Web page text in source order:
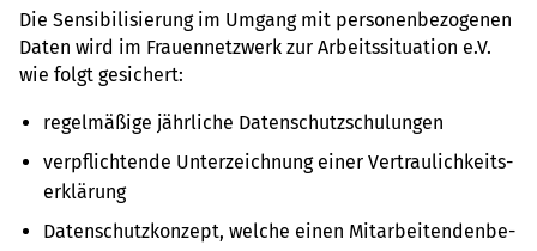
Die Sen­si­bi­li­sie­rung im Umgang mit per­so­nen­be­zo­ge­nen
Daten wird im Frau­en­netz­werk zur Arbeits­si­tua­tion e.V.
wie folgt gesi­chert:
regel­mä­ßige jähr­li­che Daten­schutz­schu­lun­gen
ver­pflich­tende Unter­zeich­nung einer Ver­trau­lich­keits­
er­klä­rung
Daten­schutz­kon­zept, welche einen Mit­ar­bei­ten­den­be­